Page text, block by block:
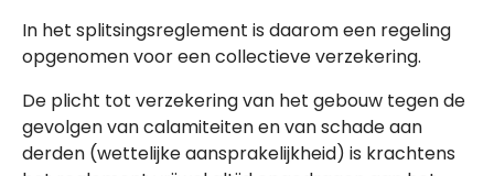
In het splitsingsreglement is daarom een regeling
opgenomen voor een collectieve verzekering.
De plicht tot verzekering van het gebouw tegen de
gevolgen van calamiteiten en van schade aan
derden (wettelijke aansprakelijkheid) is krachtens